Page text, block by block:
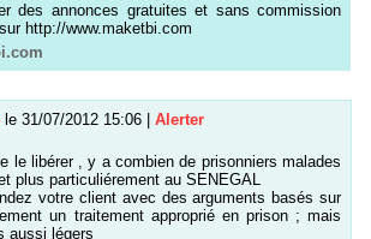
des annonces gratuites et sans commission
http://www.maketbi.com
le 31/07/2012 15:06 Alerter
le libérer , y a combien de prisonniers malades
plus particuliérement au SENEGAL
votre client avec des arguments basés sur
un traitement approprié en prison ; mais
aussi légers